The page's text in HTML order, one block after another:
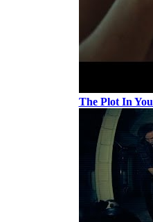
The Plot In